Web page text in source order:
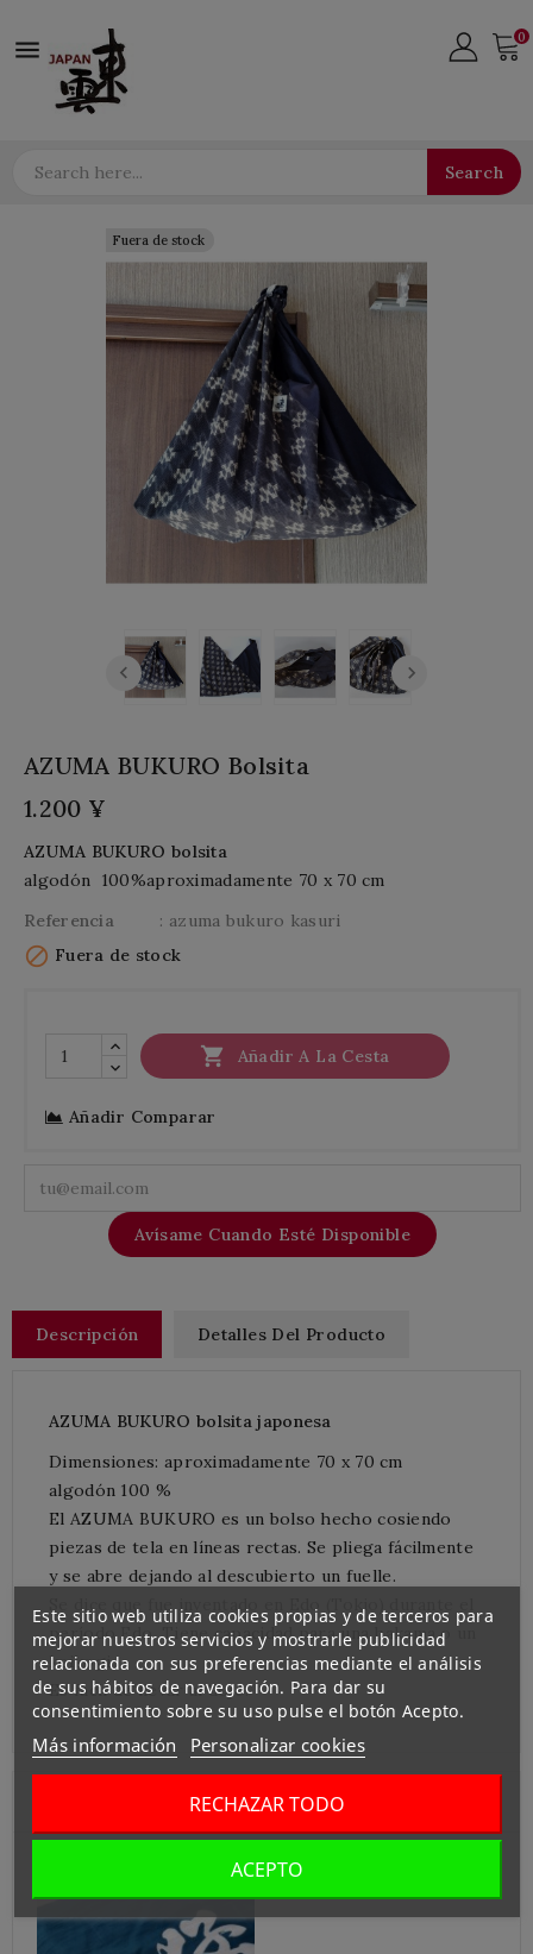
 0
Search
Fuera de stock
Fuera de stock
AZUMA BUKURO Bolsita
1.200 ¥
AZUMA BUKURO bolsita
algodón 100%aproximadamente 70 x 70 cm
Referencia
: azuma bukuro kasuri
 Fuera de stock
 Añadir A La Cesta
Añadir Comparar
Avísame Cuando Esté Disponible
Descripción Detalles Del Producto
AZUMA BUKURO bolsita japonesa
Dimensiones: aproximadamente 70 x 70 cm
algodón 100 %
El AZUMA BUKURO es un bolso hecho cosiendo
piezas de tela en líneas rectas. Se pliega fácilmente
y se abre dejando al descubierto un fuelle.
período Edo. Tiene capacidad para una hakama o un
keikogi.
Es fácil de llevar al dojo.
Clientes Que Compraron Este Producto:
Este sitio web utiliza cookies propias y de terceros para
mejorar nuestros servicios y mostrarle publicidad
relacionada con sus preferencias mediante el análisis
de sus hábitos de navegación. Para dar su
consentimiento sobre su uso pulse el botón Acepto.
Más información Personalizar cookies
RECHAZAR TODO
ACEPTO